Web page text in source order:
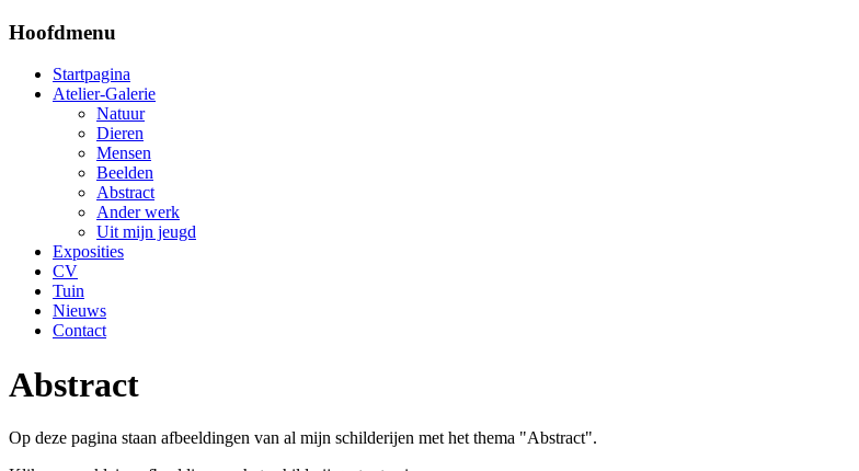
Hoofdmenu
Startpagina
Atelier-Galerie
Natuur
Dieren
Mensen
Beelden
Abstract
Ander werk
Uit mijn jeugd
Exposities
CV
Tuin
Nieuws
Contact
Abstract
Op deze pagina staan afbeeldingen van al mijn schilderijen met het thema "Abstract".